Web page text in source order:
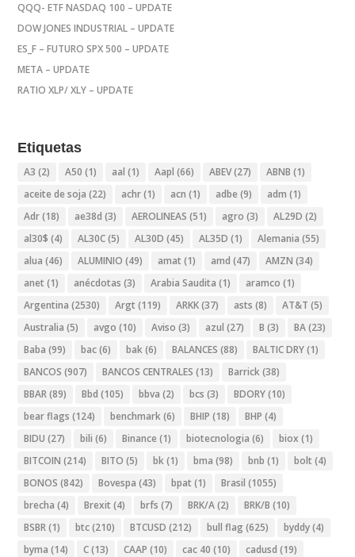
QQQ- ETF NASDAQ 100 – UPDATE
DOW JONES INDUSTRIAL – UPDATE
ES_F – FUTURO SPX 500 – UPDATE
META – UPDATE
RATIO XLP/ XLY – UPDATE
Etiquetas
A3 (2) A50 (1) aal (1) Aapl (66) ABEV(27) ABNB (1)
aceite de soja (22) achr(1) acn (1) adbe (9) adm (1)
Adr(18) ae38d (3) AEROLINEAS (51) agro (3) AL29D (2)
al30$ (4) AL30C(5) AL30D (45) AL35D (1) Alemania (55)
alua (46) ALUMINIO (49) amat (1) amd (47) AMZN (34)
anet (1) anécdotas (3) Arabia Saudita (1) aramco (1)
Argentina (2530) Argt (119) ARKK(37) asts (8) AT&T (5)
Australia (5) avgo (10) Aviso (3) azul (27) B (3) BA(23)
Baba (99) bac(6) bak(6) BALANCES (88) BALTIC DRY(1)
BANCOS (907) BANCOS CENTRALES (13) Barrick(38)
BBAR(89) Bbd (105) bbva (2) bcs (3) BDORY(10)
bear flags (124) benchmark(6) BHIP (18) BHP (4)
BIDU (27) bili (6) Binance (1) biotecnologia (6) biox (1)
BITCOIN (214) BITO (5) bk(1) bma (98) bnb (1) bolt (4)
BONOS (842) Bovespa (43) bpat (1) Brasil (1055)
brecha (4) Brexit (4) brfs (7) BRK/A(2) BRK/B (10)
BSBR(1) btc(210) BTCUSD (212) bull flag (625) byddy(4)
byma (14) C(13) CAAP (10) cac 40 (10) cadusd (19)